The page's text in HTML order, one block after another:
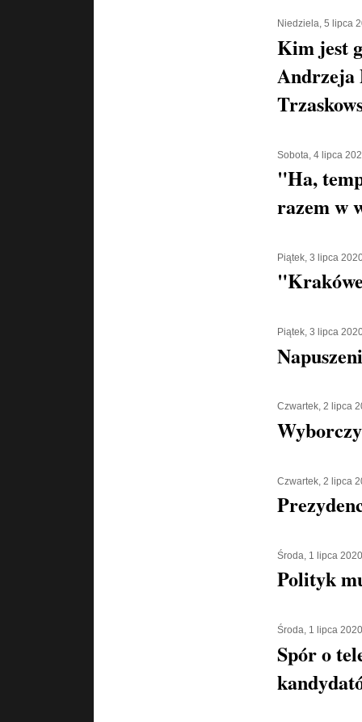
Niedziela, 5 lipca
Kim jest
Andrzeja
Sobota, 4 lipca
"Ha,
razem w
Piątek, 3 lipca
Piątek, 3 lipca
Czwartek, 2 lipca
Czwartek, 2 lipca
Środa, 1 lipca 2020
Polityk
Środa, 1 lipca 2020
Spór o